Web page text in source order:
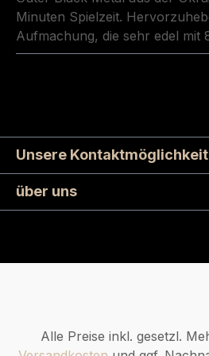
Minuten Spielzeit.
Aufmachung, die sehr edel mit
Unsere
über uns
Alle Preise inkl. gesetzl.